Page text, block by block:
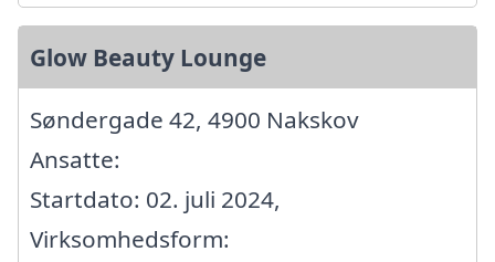
Glow Beauty Lounge
Søndergade 42, 4900 Nakskov
Ansatte:
Startdato: 02. juli 2024,
Virksomhedsform: